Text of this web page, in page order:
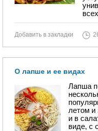
Добавить в закладки
О лапше и ее видах
Лапша
летом и
и в
виде, с